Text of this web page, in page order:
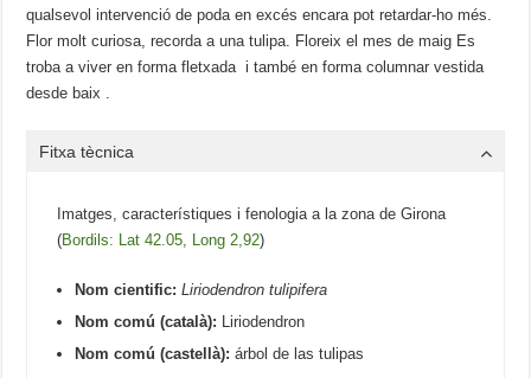
qualsevol intervenció de poda en excés encara pot retardar-ho més.
Flor molt curiosa, recorda a una tulipa. Floreix el mes de maig Es
troba a viver en forma fletxada i també en forma columnar vestida
desde baix .
Fitxa tècnica
Imatges, característiques i fenologia a la zona de Girona
(Bordils: Lat 42.05, Long 2,92)
Nom cientific: Liriodendron tulipifera
Nom comú (català): Liriodendron
Nom comú (castellà): árbol de las tulipas